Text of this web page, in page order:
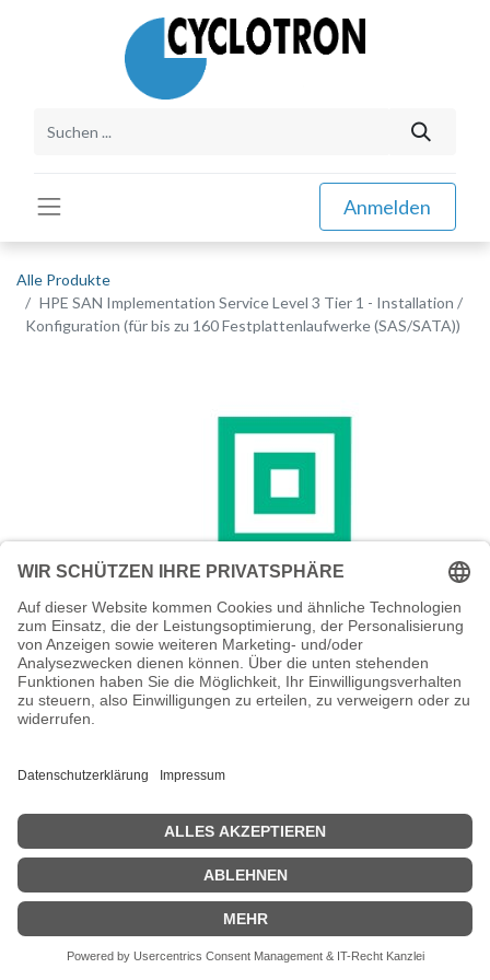
Anmelden
Alle Produkte
HPE SAN Implementation Service Level 3 Tier 1 - Installation /
Konfiguration (für bis zu 160 Festplattenlaufwerke (SAS/SATA))
HPE SAN Implementation Service Level
3 Tier 1 - Installation / Konfiguration (für
bis zu 160 Festplattenlaufwerke
(SAS/SATA))
Konfiguration (für bis zu 160 Festplattenlaufwerke (SAS/SATA))